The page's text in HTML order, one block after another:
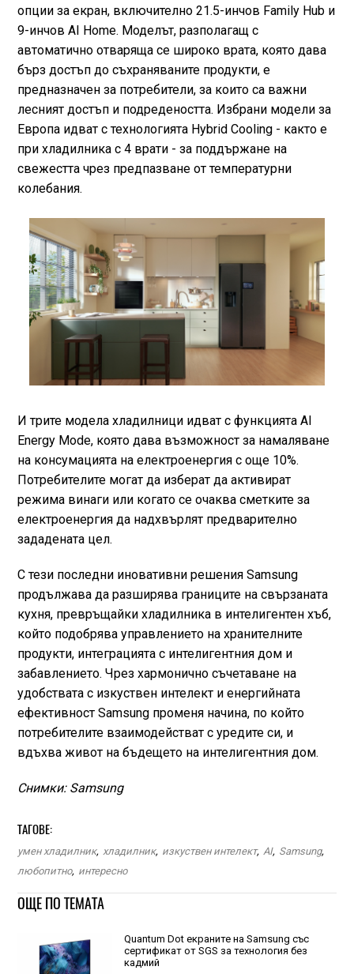
опции за екран, включително 21.5-инчов Family Hub и
9-инчов AI Home. Моделът, разполагащ с
автоматично отваряща се широко врата, която дава
бърз достъп до съхраняваните продукти, е
предназначен за потребители, за които са важни
лесният достъп и подредеността. Избрани модели за
Европа идват с технологията Hybrid Cooling - както е
при хладилника с 4 врати - за поддържане на
свежестта чрез предпазване от температурни
колебания.
И трите модела хладилници идват с функцията AI
Energy Mode, която дава възможност за намаляване
на консумацията на електроенергия с още 10%.
Потребителите могат да изберат да активират
режима винаги или когато се очаква сметките за
електроенергия да надхвърлят предварително
зададената цел.
С тези последни иновативни решения Samsung
продължава да разширява границите на свързаната
кухня, превръщайки хладилника в интелигентен хъб,
който подобрява управлението на хранителните
продукти, интеграцията с интелигентния дом и
забавлението. Чрез хармонично съчетаване на
удобствата с изкуствен интелект и енергийната
ефективност Samsung променя начина, по който
потребителите взаимодействат с уредите си, и
вдъхва живот на бъдещето на интелигентния дом.
Снимки: Samsung
ТАГОВЕ:
умен хладилник, хладилник, изкуствен интелект, AI, Samsung,
любопитно, интересно
ОЩЕ ПО ТЕМАТА
Quantum Dot екраните на Samsung със
сертификат от SGS за технология без
кадмий